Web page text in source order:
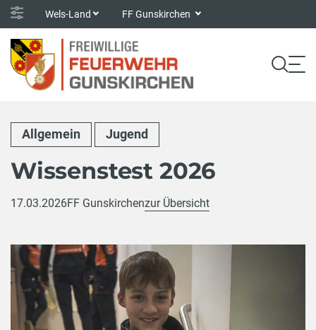
Wels-Land FF Gunskirchen
Allgemein Jugend
Wissenstest 2026
17.03.2026FF Gunskirchenzur Übersicht